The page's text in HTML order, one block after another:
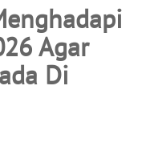
Agar
Di